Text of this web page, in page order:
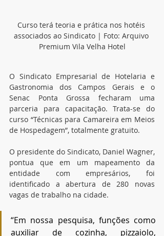
Curso terá teoria e prática nos hotéis
associados ao Sindicato | Foto: Arquivo
Premium Vila Velha Hotel
O Sindicato Empresarial de Hotelaria e
Gastronomia dos Campos Gerais e o
Senac Ponta Grossa fecharam uma
parceria para capacitação. Trata-se do
curso “Técnicas para Camareira em Meios
de Hospedagem”, totalmente gratuito.
O presidente do Sindicato, Daniel Wagner,
pontua que em um mapeamento da
entidade com empresários, foi
identificado a abertura de 280 novas
vagas de trabalho na cidade.
“Em nossa pesquisa, funções como
auxiliar de cozinha, pizzaiolo,